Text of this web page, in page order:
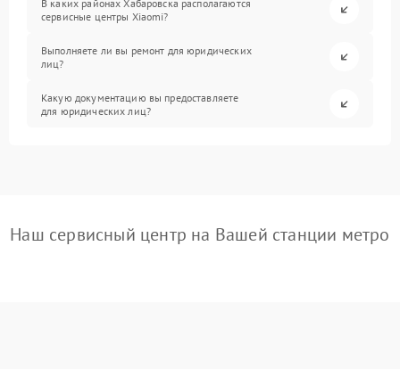
В каких районах Хабаровска располагаются
сервисные центры Xiaomi?
Выполняете ли вы ремонт для юридических
лиц?
Какую документацию вы предоставляете
для юридических лиц?
Наш сервисный центр на Вашей станции метро